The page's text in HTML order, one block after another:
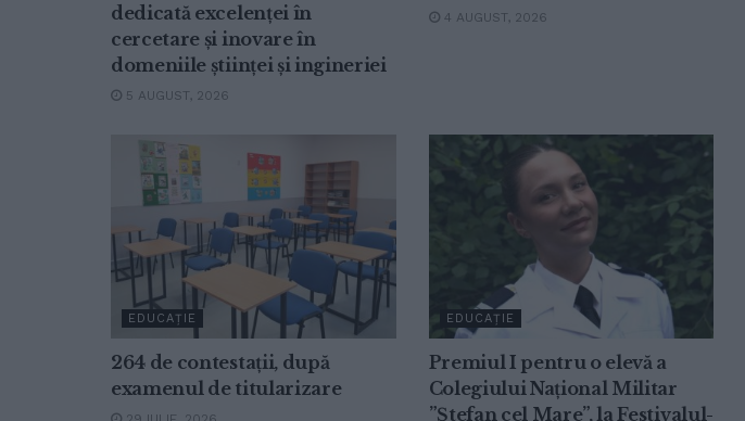
dedicată excelenței în
cercetare și inovare în
domeniile științei și ingineriei
5 AUGUST, 2026
4 AUGUST, 2026
EDUCAȚIE
264 de contestații, după
examenul de titularizare
EDUCAȚIE
Premiul I pentru o elevă a
Colegiului Național Militar
”Ștefan cel Mare”, la Festivalul-